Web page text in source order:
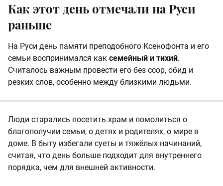
Как этот день отмечали на Руси
раньше
На Руси день памяти преподобного Ксенофонта и его
семьи воспринимался как семейный и тихий.
Считалось важным провести его без ссор, обид и
резких слов, особенно между близкими людьми.
Люди старались посетить храм и помолиться о
благополучии семьи, о детях и родителях, о мире в
доме. В быту избегали суеты и тяжёлых начинаний,
считая, что день больше подходит для внутреннего
порядка, чем для внешней активности.